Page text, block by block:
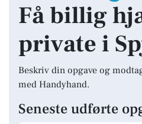
Få billig
private i
Beskriv din opgave og
med Handyhand.
Seneste udførte